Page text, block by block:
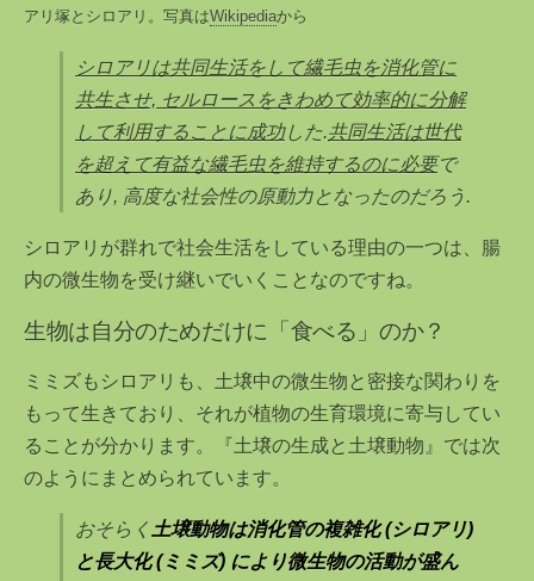
アリ塚とシロアリ。写真はWikipediaから
シロアリは共同生活をして繊毛虫を消化管に
共生させ, セルロースをきわめて効率的に分解
して利用することに成功した.共同生活は世代
を超えて有益な繊毛虫を維持するのに必要で
あり, 高度な社会性の原動力となったのだろう.
シロアリが群れで社会生活をしている理由の一つは、腸
内の微生物を受け継いでいくことなのですね。
生物は自分のためだけに「食べる」のか？
ミミズもシロアリも、土壌中の微生物と密接な関わりを
もって生きており、それが植物の生育環境に寄与してい
ることが分かります。『土壌の生成と土壌動物』では次
のようにまとめられています。
おそらく 土壌動物は消化管の複雑化 (シロアリ)
と長大化 (ミミズ) により微生物の活動が盛ん